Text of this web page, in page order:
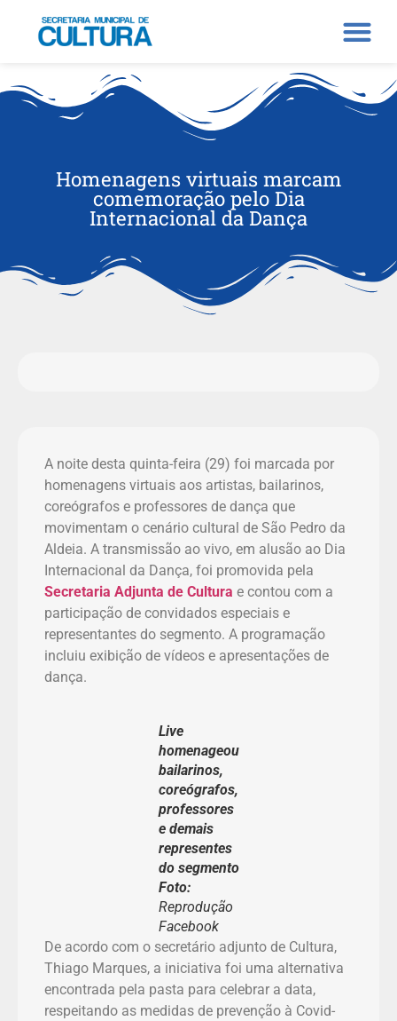
Homenagens virtuais marcam
comemoração pelo Dia
Internacional da Dança
A noite desta quinta-feira (29) foi marcada por
homenagens virtuais aos artistas, bailarinos,
coreógrafos e professores de dança que
movimentam o cenário cultural de São Pedro da
Aldeia. A transmissão ao vivo, em alusão ao Dia
Internacional da Dança, foi promovida pela
Secretaria Adjunta de Cultura e contou com a
participação de convidados especiais e
representantes do segmento. A programação
incluiu exibição de vídeos e apresentações de
dança.
Live
homenageou
bailarinos,
coreógrafos,
professores
e demais
representes
do segmento
Foto:
Reprodução
Facebook
De acordo com o secretário adjunto de Cultura,
Thiago Marques, a iniciativa foi uma alternativa
encontrada pela pasta para celebrar a data,
respeitando as medidas de prevenção à Covid-